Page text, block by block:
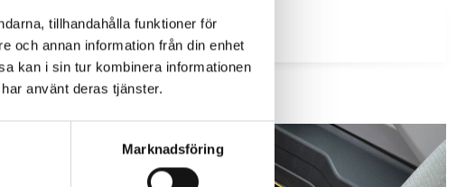
tillhandahålla funktioner för
och annan information från din enhet
kan i sin tur kombinera informationen
använt deras tjänster.
Marknadsföring